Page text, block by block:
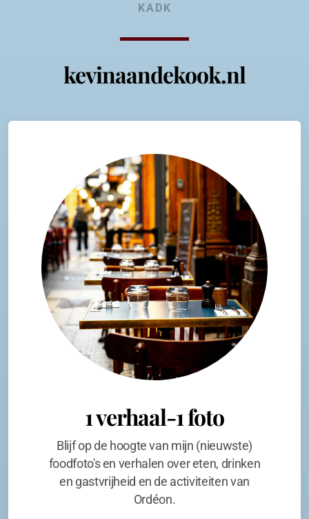
KADK
kevinaandekook.nl
1 verhaal-1 foto
Blijf op de hoogte van mijn (nieuwste)
foodfoto's en verhalen over eten, drinken
en gastvrijheid en de activiteiten van
Ordéon.